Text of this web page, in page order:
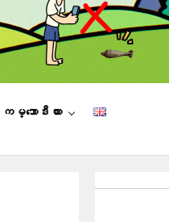
မ္ဘောဒီးယား